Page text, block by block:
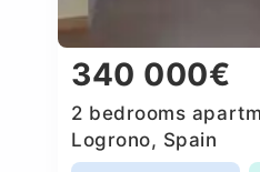
340 000€
2 bedrooms
Logrono, Spain